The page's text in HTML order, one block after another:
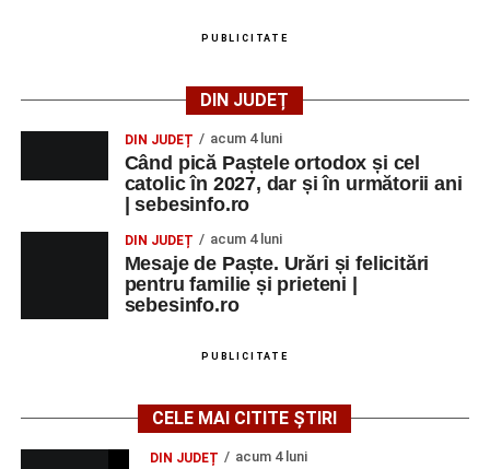
PUBLICITATE
DIN JUDEȚ
DIN JUDEȚ acum 4 luni
Când pică Paștele ortodox și cel
catolic în 2027, dar și în următorii ani
| sebesinfo.ro
DIN JUDEȚ acum 4 luni
Mesaje de Paște. Urări și felicitări
pentru familie și prieteni |
sebesinfo.ro
PUBLICITATE
CELE MAI CITITE ȘTIRI
DIN JUDEȚ acum 4 luni